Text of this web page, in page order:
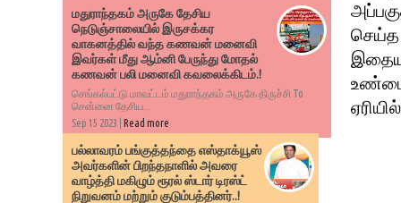
செய்த
மதுராந்தகம் அருகே தேசிய
நெடுஞ்சாலையில் இருசக்கர
வாகனத்தில் வந்த கணவன் மனைவி
இவர்கள் மீது ஆம்னி பேருந்து மோதல்
கணவன் பலி மனைவி கவலைக்கிடம்.!
செங்கல்பட்டு மாவட்டம் மதுராந்தகம் அருகே திருச்சி To
சென்னை தேசிய...
Sep 15 2023 | Read more
பல்லாவரம் பங்குத்தந்தை எஸ்தாக்யூஸ்
அவர்களின் பிறந்தநாளில் அவரை
வாழ்த்தி மகிழும் ரூரல் ஸ்டார் டிரஸ்ட்
நிறுவனம் மற்றும் குடும்பத்தினர்..!